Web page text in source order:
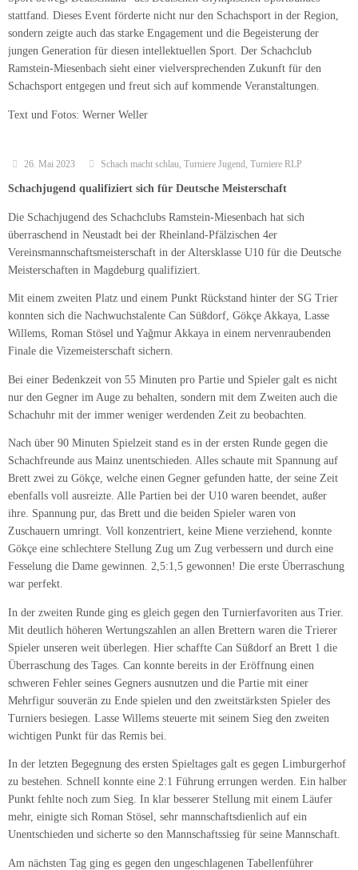
stattfand. Dieses Event förderte nicht nur den Schachsport in der Region,
sondern zeigte auch das starke Engagement und die Begeisterung der
jungen Generation für diesen intellektuellen Sport. Der Schachclub
Ramstein-Miesenbach sieht einer vielversprechenden Zukunft für den
Schachsport entgegen und freut sich auf kommende Veranstaltungen.
Text und Fotos: Werner Weller
26. Mai 2023 Schach macht schlau, Turniere Jugend, Turniere RLP
Schachjugend qualifiziert sich für Deutsche Meisterschaft
Die Schachjugend des Schachclubs Ramstein-Miesenbach hat sich
überraschend in Neustadt bei der Rheinland-Pfälzischen 4er
Vereinsmannschaftsmeisterschaft in der Altersklasse U10 für die Deutsche
Meisterschaften in Magdeburg qualifiziert.
Mit einem zweiten Platz und einem Punkt Rückstand hinter der SG Trier
konnten sich die Nachwuchstalente Can Süßdorf, Gökçe Akkaya, Lasse
Willems, Roman Stösel und Yağmur Akkaya in einem nervenraubenden
Finale die Vizemeisterschaft sichern.
Bei einer Bedenkzeit von 55 Minuten pro Partie und Spieler galt es nicht
nur den Gegner im Auge zu behalten, sondern mit dem Zweiten auch die
Schachuhr mit der immer weniger werdenden Zeit zu beobachten.
Nach über 90 Minuten Spielzeit stand es in der ersten Runde gegen die
Schachfreunde aus Mainz unentschieden. Alles schaute mit Spannung auf
Brett zwei zu Gökçe, welche einen Gegner gefunden hatte, der seine Zeit
ebenfalls voll ausreizte. Alle Partien bei der U10 waren beendet, außer
ihre. Spannung pur, das Brett und die beiden Spieler waren von
Zuschauern umringt. Voll konzentriert, keine Miene verziehend, konnte
Gökçe eine schlechtere Stellung Zug um Zug verbessern und durch eine
Fesselung die Dame gewinnen. 2,5:1,5 gewonnen! Die erste Überraschung
war perfekt.
In der zweiten Runde ging es gleich gegen den Turnierfavoriten aus Trier.
Mit deutlich höheren Wertungszahlen an allen Brettern waren die Trierer
Spieler unseren weit überlegen. Hier schaffte Can Süßdorf an Brett 1 die
Überraschung des Tages. Can konnte bereits in der Eröffnung einen
schweren Fehler seines Gegners ausnutzen und die Partie mit einer
Mehrfigur souverän zu Ende spielen und den zweitstärksten Spieler des
Turniers besiegen. Lasse Willems steuerte mit seinem Sieg den zweiten
wichtigen Punkt für das Remis bei.
In der letzten Begegnung des ersten Spieltages galt es gegen Limburgerhof
zu bestehen. Schnell konnte eine 2:1 Führung errungen werden. Ein halber
Punkt fehlte noch zum Sieg. In klar besserer Stellung mit einem Läufer
mehr, einigte sich Roman Stösel, sehr mannschaftsdienlich auf ein
Unentschieden und sicherte so den Mannschaftssieg für seine Mannschaft.
Am nächsten Tag ging es gegen den ungeschlagenen Tabellenführer